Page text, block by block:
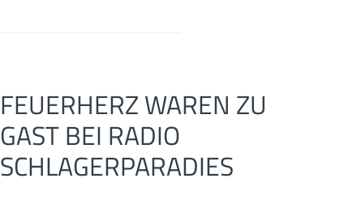
FEUERHERZ WAREN ZU
GAST BEI RADIO
SCHLAGERPARADIES